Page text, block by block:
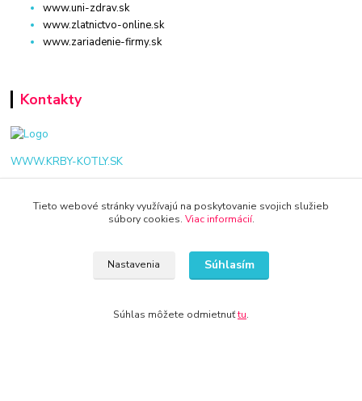
www.uni-zdrav.sk
www.zlatnictvo-online.sk
www.zariadenie-firmy.sk
Kontakty
WWW.KRBY-KOTLY.SK
Tieto webové stránky využívajú na poskytovanie svojich služieb
súbory cookies. Viac informácií.
Nastavenia Súhlasím
Súhlas môžete odmietnuťtu.